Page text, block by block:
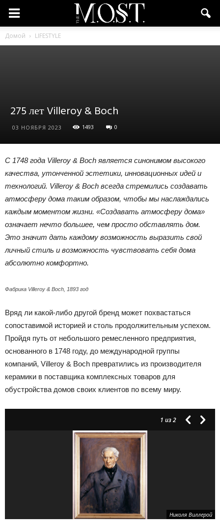
Домой LIFESTYLE
275 лет Villeroy & Boch
03 НОЯБРЯ 2023 1493 0
С 1748 года Villeroy & Boch является синонимом высокого
качества, утонченной эстетики, инновационных идей и
технологий. Villeroy & Boch всегда стремились создавать
атмосферу дома таким образом, чтобы мы наслаждались
каждым моментом жизни. «Создавать атмосферу дома»
означает нечто большее, чем просто обставлять дом.
Это значит дать каждому возможность выразить свой
личный стиль и возможность чувствовать себя дома
абсолютно комфортно.
Фабрика Villeroy & Boch, 1893 год
Вряд ли какой-либо другой бренд может похвастаться
сопоставимой историей и столь продолжительным успехом.
Пройдя путь от небольшого ремесленного предприятия,
основанного в 1748 году, до международной группы
компаний, Villeroy & Boch превратились из производителя
керамики в поставщика комплексных товаров для
обустройства домов своих клиентов по всему миру.
1 из 2
Николя Виллерой